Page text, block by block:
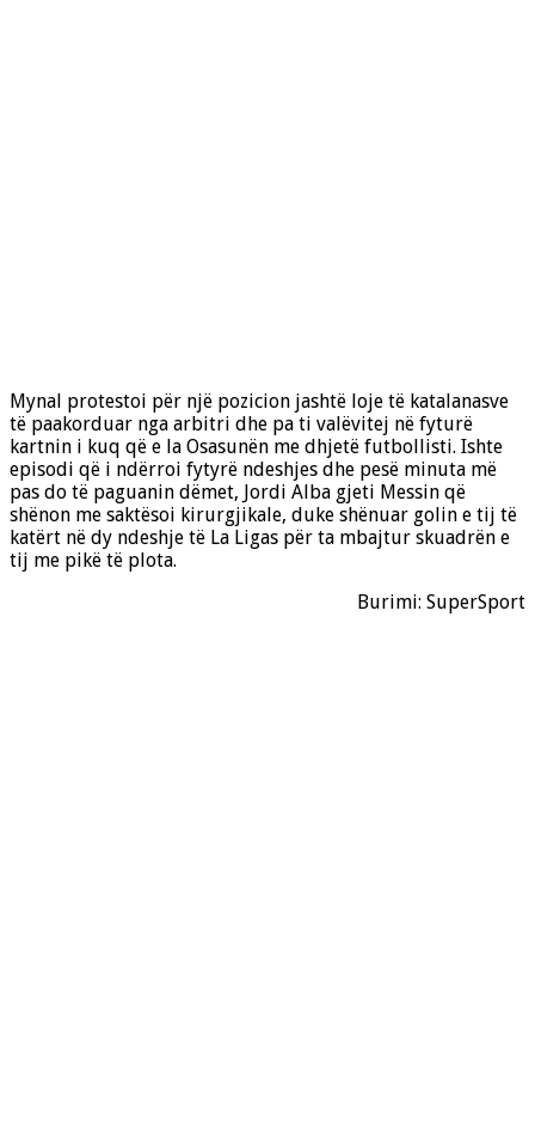
Mynal protestoi për një pozicion jashtë loje të katalanasve
të paakorduar nga arbitri dhe pa ti valëvitej në fyturë
kartnin i kuq që e la Osasunën me dhjetë futbollisti. Ishte
episodi që i ndërroi fytyrë ndeshjes dhe pesë minuta më
pas do të paguanin dëmet, Jordi Alba gjeti Messin që
shënon me saktësoi kirurgjikale, duke shënuar golin e tij të
katërt në dy ndeshje të La Ligas për ta mbajtur skuadrën e
tij me pikë të plota.
Burimi: SuperSport